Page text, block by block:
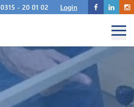
0315 - 20 01 02 Login